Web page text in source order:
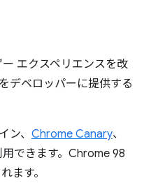
エクスペリエンスを改
デベロッパーに提供する
ン、 Chrome Canary、
できます。Chrome 98
ます。